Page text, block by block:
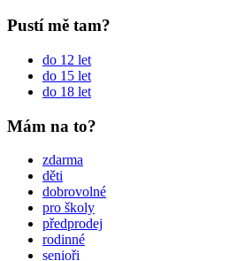
Pustí mě tam?
do 12 let
do 15 let
do 18 let
Mám na to?
zdarma
děti
dobrovolné
pro školy
předprodej
rodinné
senioři